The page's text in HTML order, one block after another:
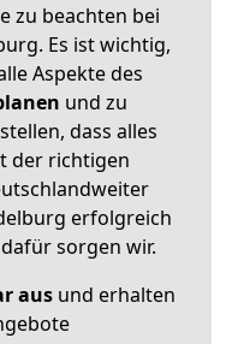
zu beachten bei
Es ist wichtig,
Aspekte des
und zu
dass alles
der richtigen
erfolgreich
sorgen wir.
ausund erhalten